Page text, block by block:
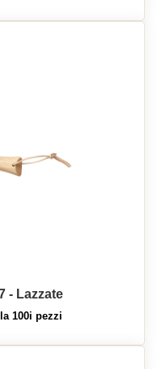
- Lazzate
100i pezzi